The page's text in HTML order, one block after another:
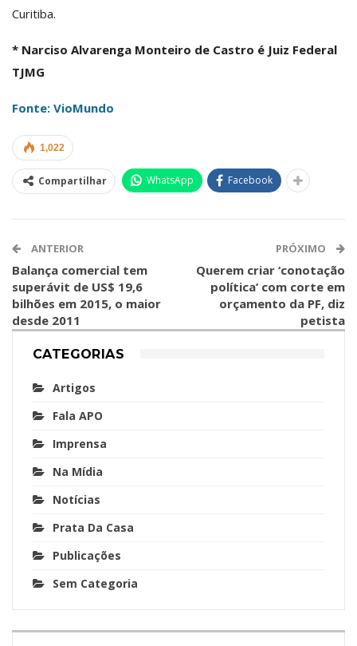
Curitiba.
* Narciso Alvarenga Monteiro de Castro é Juiz Federal
TJMG
Fonte: VioMundo
1,022
Compartilhar WhatsApp Facebook
ANTERIOR
Balança comercial tem
superávit de US$ 19,6
bilhões em 2015, o maior
desde 2011
PRÓXIMO
Querem criar ‘conotação
política’ com corte em
orçamento da PF, diz
petista
CATEGORIAS
Artigos
Fala APO
Imprensa
Na Mídia
Notícias
Prata Da Casa
Publicações
Sem Categoria